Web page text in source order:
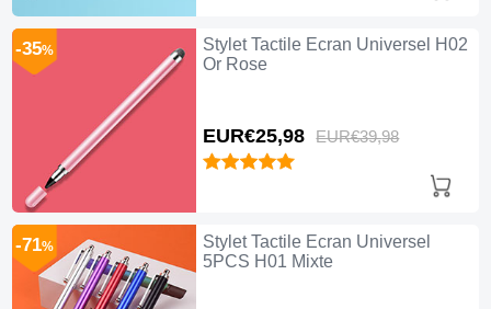
Stylet Tactile Ecran Universel H02
Or Rose
EUR€25,98 EUR€39,98
-35%
Stylet Tactile Ecran Universel
5PCS H01 Mixte
-71%